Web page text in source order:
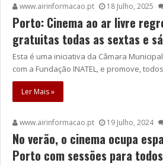
www.airinformacao.pt 18 Julho, 2025
Porto: Cinema ao ar livre
gratuitas todas as sextas e
Esta é uma iniciativa da Câmara
com a Fundação INATEL, e promove,
Ler Mais »
www.airinformacao.pt 19 Julho, 2024
No verão, o cinema ocupa
Porto com sessões para